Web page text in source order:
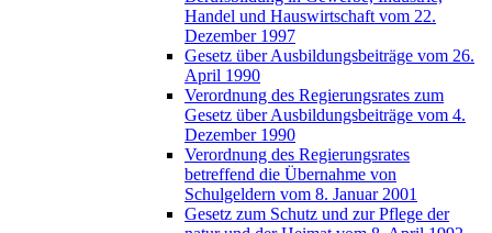
Handel und Hauswirtschaft vom 22.
Dezember 1997
Gesetz über Ausbildungsbeiträge vom 26.
April 1990
Verordnung des Regierungsrates zum
Gesetz über Ausbildungsbeiträge vom 4.
Dezember 1990
Verordnung des Regierungsrates
betreffend die Übernahme von
Schulgeldern vom 8. Januar 2001
Gesetz zum Schutz und zur Pflege der